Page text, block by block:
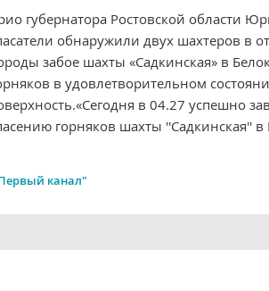
губернатора Ростовской области
обнаружили двух шахтеров в
забое шахты «Садкинская» в
в удовлетворительном
в 04.27 успешно
горняков шахты ''Садкинская''
канал"